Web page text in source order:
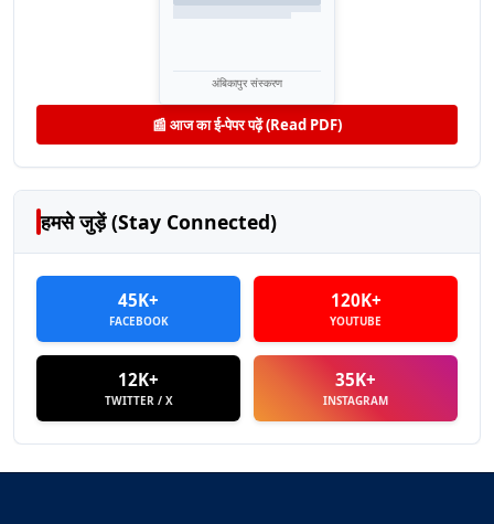
अंबिकापुर संस्करण
📰 आज का ई-पेपर पढ़ें (Read PDF)
हमसे जुड़ें (Stay Connected)
45K+
FACEBOOK
120K+
YOUTUBE
12K+
TWITTER / X
35K+
INSTAGRAM